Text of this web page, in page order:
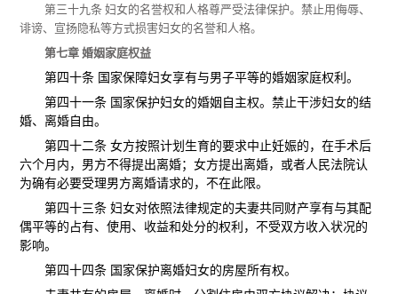
第三十九条 妇女的名誉权和人格尊严受法律保护。禁止用侮辱、
诽谤、宣扬隐私等方式损害妇女的名誉和人格。
第七章 婚姻家庭权益
第四十条 国家保障妇女享有与男子平等的婚姻家庭权利。
第四十一条 国家保护妇女的婚姻自主权。禁止干涉妇女的结
婚、离婚自由。
第四十二条 女方按照计划生育的要求中止妊娠的，在手术后
六个月内，男方不得提出离婚；女方提出离婚，或者人民法院认
为确有必要受理男方离婚请求的，不在此限。
第四十三条 妇女对依照法律规定的夫妻共同财产享有与其配
偶平等的占有、使用、收益和处分的权利，不受双方收入状况的
影响。
第四十四条 国家保护离婚妇女的房屋所有权。